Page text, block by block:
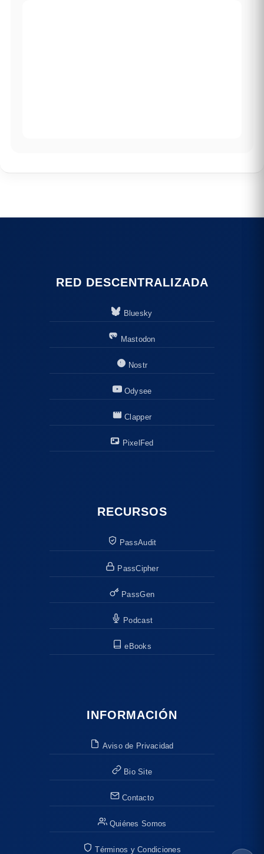
RED DESCENTRALIZADA
Bluesky
Mastodon
Nostr
Odysee
Clapper
PixelFed
RECURSOS
PassAudit
PassCipher
PassGen
Podcast
eBooks
INFORMACIÓN
Aviso de Privacidad
Bio Site
Contacto
Quiénes Somos
Términos y Condiciones